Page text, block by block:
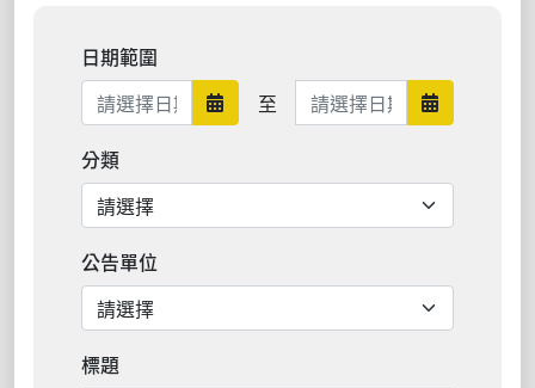
日期範圍
日期範圍開始
至 日期範圍結束 日期範圍
分類
公告單位
標題